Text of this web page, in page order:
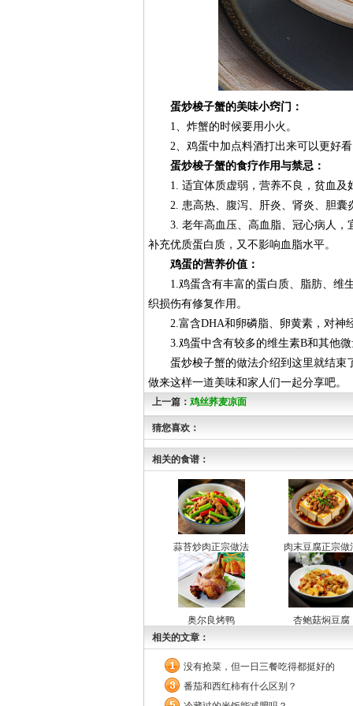
蛋炒梭子蟹的美味小窍门：
1、炸蟹的时候要用小火。
2、鸡蛋中加点料酒打出来可以更好
蛋炒梭子蟹的食疗作用与禁忌：
1. 适宜体质虚弱，营养不良，贫血及
2. 患高热、腹泻、肝炎、肾炎、胆囊
3. 老年高血压、高血脂、冠心病人，
补充优质蛋白质，又不影响血脂水平。
鸡蛋的营养价值：
1.鸡蛋含有丰富的蛋白质、脂肪、维生
织损伤有修复作用。
2.富含DHA和卵磷脂、卵黄素，对神
3.鸡蛋中含有较多的维生素B和其他微
蛋炒梭子蟹的做法介绍到这里就结束
做来这样一道美味和家人们一起分享吧。
上一篇： 鸡丝荞麦凉面
猜您喜欢：
相关的食谱：
蒜苔炒肉正宗做法 肉末豆腐正宗做
奥尔良烤鸭
杏鲍菇焖豆腐
相关的文章：
没有抢菜，但一日三餐吃得都挺好的
番茄和西红柿有什么区别？